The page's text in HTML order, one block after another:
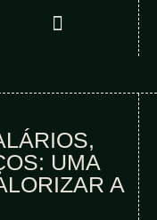
UMA
A